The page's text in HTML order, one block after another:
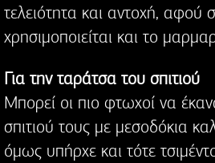
τελειότητα και αντοχή, αφού
χρησιμοποιείται και το
Για την ταράτσα του σπιτιού
Μπορεί οι πιο φτωχοί να
σπιτιού τους με μεσοδόκια
όμως υπήρχε και τότε